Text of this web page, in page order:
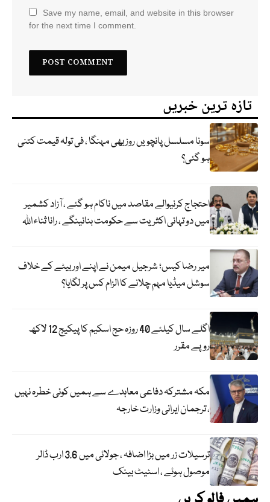
Save my name, email, and website in this browser
for the next time I comment.
تازہ ترین خبریں
سونا مسلسل پانچویں روز بھی مہنگا ، فی تولہ قیمت کتنی
ہو گئی؟
احتجاج کرنیوالے مقاصد میں ناکام ہو گئے ، آزاد کشمیر
میں دو تہائی اکثریت سے حکومت بنائینگے ، رانا ثناء اللہ
میر رضا کیس؛ شرجیل میمن نے اپنے اور بیٹے کے خلاف
سوشل میڈیا مہم چلانے کا الزام کس پر لگایا؟
اگلے سال کیلئے 40 روزہ حج اسکیم کا پیکیج 12 لاکھ
روپے مقرر
مکہ مشترکہ دفاعی معاہدے سے ہمیں کوئی خطرہ نہیں
، ترجمان ایرانی وزارت خارجہ
ترسیلات زر میں بڑا اضافہ ، جولائی میں 3.6 ارب ڈالر
موصول ہوئے ، اسٹیٹ بینک